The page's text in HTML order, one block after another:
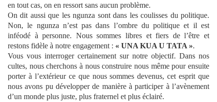
en tout cas, on en ressort sans aucun problème.
On dit aussi que les ngunza sont dans les coulisses du politique.
Non, le ngunza n’est pas dans l’ombre du politique et il est
inféodé à personne. Nous sommes libres et fiers de l’être et
restons fidèle à notre engagement : « UNA KUA U TATA ».
Vous vous interroger certainement sur notre objectif. Dans nos
cultes, nous cherchons à nous construire nous même pour ensuite
porter à l’extérieur ce que nous sommes devenus, cet esprit que
nous avons pu développer de manière à participer à l’avènement
d’un monde plus juste, plus fraternel et plus éclairé.